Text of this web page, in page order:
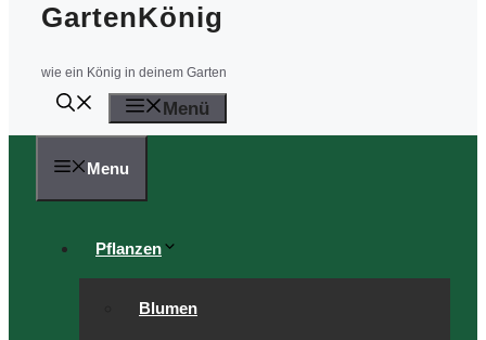
GartenKönig
wie ein König in deinem Garten
Menü
Menu
Pflanzen
Blumen